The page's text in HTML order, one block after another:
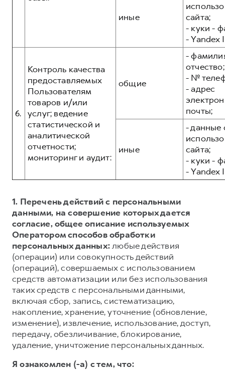
иные
сайта;
- куки -
- Yandex
6.
Контроль качества
предоставляемых
Пользователям
товаров и/или
услуг; ведение
статистической и
аналитической
отчетности;
мониторинг и аудит:
общие
-
отчество;
- №
- адрес
почты;
иные
- данные
сайта;
- куки -
- Yandex
1. Перечень действий с персональными
данными, на совершение которых дается
согласие, общее описание используемых
Оператором способов обработки
персональных данных:любые действия
(операции) или совокупность действий
(операций), совершаемых с использованием
средств автоматизации или без использования
таких средств с персональными данными,
включая сбор, запись, систематизацию,
накопление, хранение, уточнение (обновление,
изменение), извлечение, использование, доступ,
передачу, обезличивание, блокирование,
удаление, уничтожение персональных данных.
Я ознакомлен (-а) с тем, что: